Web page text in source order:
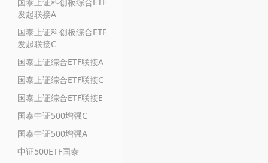
发起联接A
国泰上证科创板综合ETF
发起联接C
国泰上证综合ETF联接A
国泰上证综合ETF联接C
国泰上证综合ETF联接E
国泰中证500增强C
国泰中证500增强A
中证500ETF国泰